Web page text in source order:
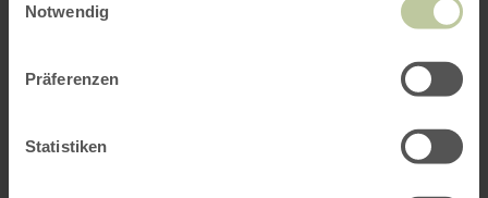
Notwendig
Präferenzen
Statistiken